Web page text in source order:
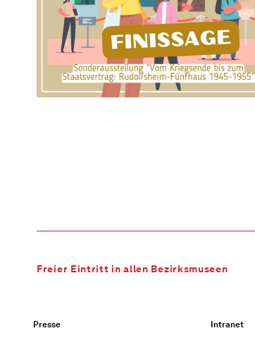
Freier Eintritt in allen Bezirksmuseen
Presse Intranet